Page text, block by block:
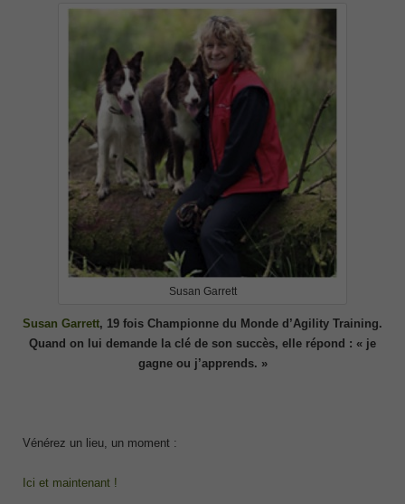
Susan Garrett
Susan Garrett, 19 fois Championne du Monde d’Agility Training.
Quand on lui demande la clé de son succès, elle répond : « je
gagne ou j’apprends. »
Vénérez un lieu, un moment :
Ici et maintenant !